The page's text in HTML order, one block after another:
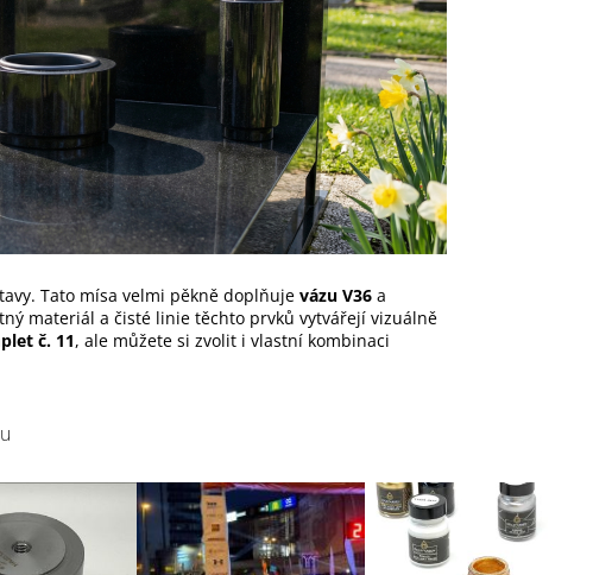
Tato mísa velmi pěkně doplňuje vázu V36 a
materiál a čisté linie těchto prvků vytvářejí vizuálně
č. 11, ale můžete si zvolit i vlastní kombinaci